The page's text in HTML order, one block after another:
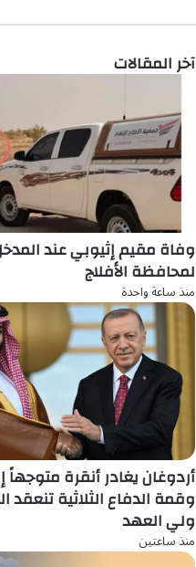
آخر المقالات
وفاة مقيم إثيوبي عند
لمحافظة الأفلاج
منذ ساعة واحدة
أردوغان يغادر أنقرة
وقمة الدفاع الثلاثية تنعقد
ولي العهد
منذ ساعتين